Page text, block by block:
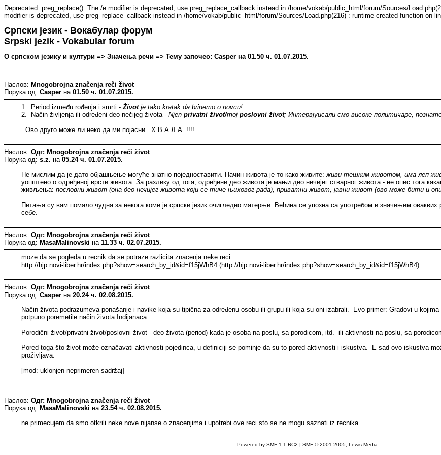
Deprecated: preg_replace(): The /e modifier is deprecated, use preg_replace_callback instead in /home/vokab/public_html/forum/Sources/
modifier is deprecated, use preg_replace_callback instead in /home/vokab/public_html/forum/Sources/Load.php(216) : runtime-created function on
Српски језик - Вокабулар форум
Srpski jezik - Vokabular forum
О српском језику и култури => Значења речи => Тему започео: Casper на 01.50 ч. 01.07.2015.
Наслов: Mnogobrojna značenja reči život
Порука од: Casper на 01.50 ч. 01.07.2015.
1. Period između rođenja i smrti -Životje tako kratak da brinemo o novcu!
2. Način življenja ili određeni deo nečijeg života -Njenprivatni život/mojposlovni život; Интервјуисали смо високе политичаре,
Ово друго може ли неко да ми појасни. Х В А Л А !!!!
Наслов: Одг: Mnogobrojna značenja reči život
Порука од: s.z. на 05.24 ч. 01.07.2015.
Не мислим да је дато објашњење могуће знатно поједноставити. Начин живота је то како живите:живи тешким животом, има леп
уопштено о одређеној врсти живота. За разлику од тога, одређени део живота је мањи део нечијег стварног живота - не опис тога
живљења:пословни живот (она део нечијег живота који се тиче њиховог рада), приватни живот, јавни живот (ово може бити и
Питања су вам помало чудна за некога коме је српски језик очигледно матерњи. Већина се упозна са употребом и значењем оваквих
себе.
Наслов: Одг: Mnogobrojna značenja reči život
Порука од: MasaMalinovski на 11.33 ч. 02.07.2015.
moze da se pogleda u recnik da se potraze razlicita znacenja neke reci
http://hjp.novi-liber.hr/index.php?show=search_by_id&id=f15jWhB4 (http://hjp.novi-liber.hr/index.php?show=search_by_id&id=f15jWhB4)
Наслов: Одг: Mnogobrojna značenja reči život
Порука од: Casper на 20.24 ч. 02.08.2015.
Način života podrazumeva ponašanje i navike koja su tipična za određenu osobu ili grupu ili koja su oni izabrali. Evo primer: Gradovi u
potpuno poremetile način života Indijanaca.
Porodični život/privatni život/poslovni život - deo života (period) kada je osoba na poslu, sa porodicom, itd. ili aktivnosti na poslu, sa
Pored toga što život može označavati aktivnosti pojedinca, u definiciji se pominje da su to pored aktivnosti i iskustva. E sad ovo iskustva
proživljava.
[mod: uklonjen neprimeren sadržaj]
Наслов: Одг: Mnogobrojna značenja reči život
Порука од: MasaMalinovski на 23.54 ч. 02.08.2015.
ne primecujem da smo otkrili neke nove nijanse o znacenjima i upotrebi ove reci sto se ne mogu saznati iz recnika
Powered by SMF 1.1 RC2 | SMF © 2001-2005, Lewis Media